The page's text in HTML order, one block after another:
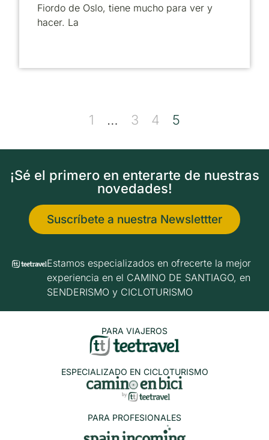
Fiordo de Oslo, tiene mucho para ver y
hacer. La
1 … 3 4 5
¡Sé el primero en enterarte de nuestras
novedades!
Suscríbete a nuestra Newslettter
Estamos especializados en ofrecerte la mejor
experiencia en el CAMINO DE SANTIAGO, en
SENDERISMO y CICLOTURISMO
PARA VIAJEROS
ESPECIALIZADO EN CICLOTURISMO
PARA PROFESIONALES